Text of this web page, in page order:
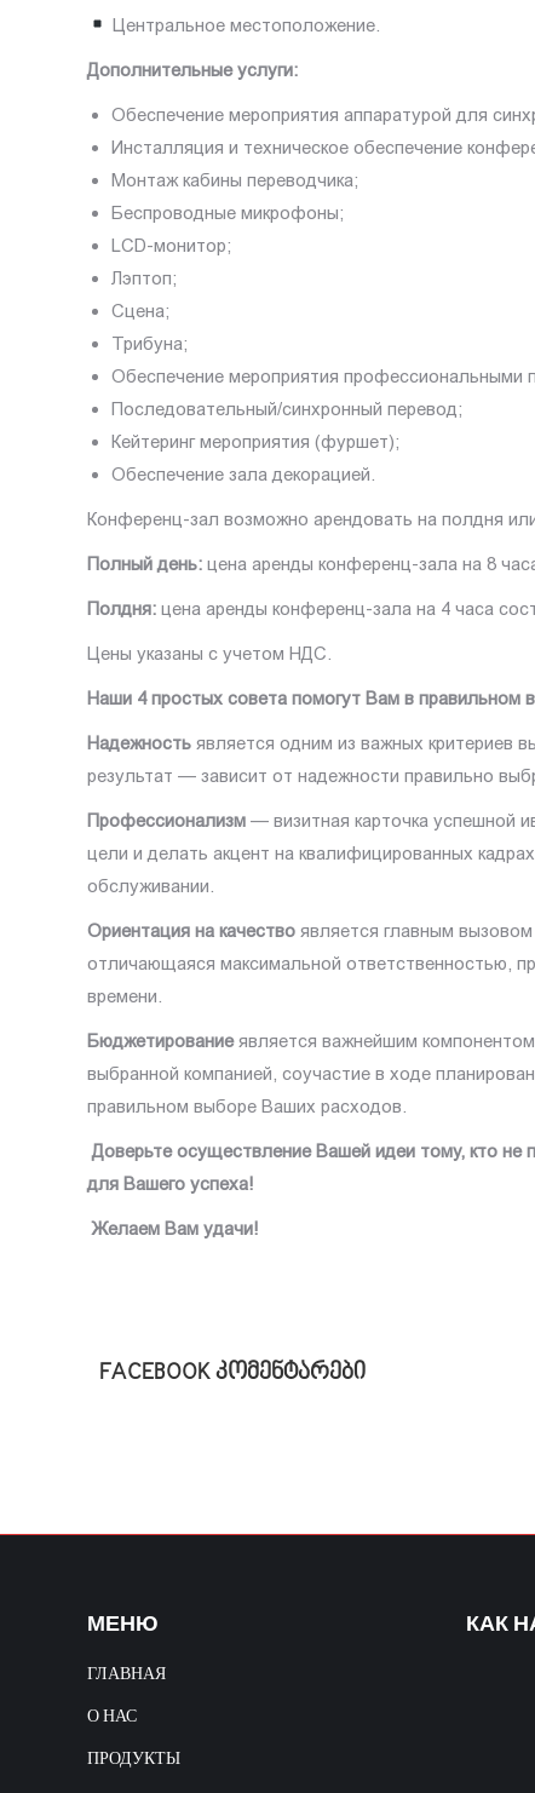
Центральное местоположение.
Дополнительные услуги:
Обеспечение мероприятия аппаратурой для
Инсталляция и техническое обеспечение
Монтаж кабины переводчика;
Беспроводные микрофоны;
LCD-монитор;
Лэптоп;
Сцена;
Трибуна;
Обеспечение мероприятия профессиональными
Последовательный/синхронный перевод;
Кейтеринг мероприятия (фуршет);
Обеспечение зала декорацией.
Конференц-зал возможно арендовать на полдня
Полный день: цена аренды конференц-зала на 8
Полдня: цена аренды конференц-зала на 4 часа
Цены указаны с учетом НДС.
Наши 4 простых совета помогут Вам в правильном
Надежность является одним из важных критериев
результат — зависит от надежности правильно
Профессионализм — визитная карточка успешной
цели и делать акцент на квалифицированных
обслуживании.
Ориентация на качество является главным вызовом
отличающаяся максимальной ответственностью,
времени.
Бюджетированиеявляется важнейшим
выбранной компанией, соучастие в ходе
правильном выборе Ваших расходов.
Доверьте осуществление Вашей идеи тому, кто не
для Вашего успеха!
Желаем Вам удачи!
FACEBOOK კომენტარები
МЕНЮ
ГЛАВНАЯ
О НАС
ПРОДУКТЫ
КАК